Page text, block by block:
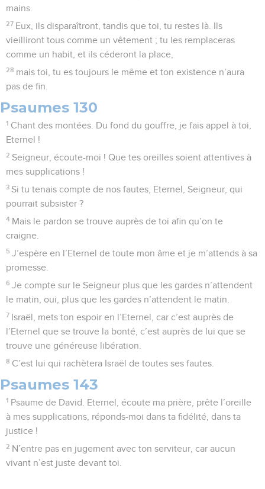
mains.
27 Eux, ils disparaîtront, tandis que toi, tu restes là. Ils
vieilliront tous comme un vêtement ; tu les remplaceras
comme un habit, et ils céderont la place,
28 mais toi, tu es toujours le même et ton existence n’aura
pas de fin.
Psaumes 130
1 Chant des montées. Du fond du gouffre, je fais appel à toi,
Eternel !
2 Seigneur, écoute-moi ! Que tes oreilles soient attentives à
mes supplications !
3 Si tu tenais compte de nos fautes, Eternel, Seigneur, qui
pourrait subsister ?
4 Mais le pardon se trouve auprès de toi afin qu’on te
craigne.
5 J’espère en l’Eternel de toute mon âme et je m’attends à sa
promesse.
6 Je compte sur le Seigneur plus que les gardes n’attendent
le matin, oui, plus que les gardes n’attendent le matin.
7 Israël, mets ton espoir en l’Eternel, car c’est auprès de
l’Eternel que se trouve la bonté, c’est auprès de lui que se
trouve une généreuse libération.
8 C’est lui qui rachètera Israël de toutes ses fautes.
Psaumes 143
1 Psaume de David. Eternel, écoute ma prière, prête l’oreille
à mes supplications, réponds-moi dans ta fidélité, dans ta
justice !
2 N’entre pas en jugement avec ton serviteur, car aucun
vivant n’est juste devant toi.